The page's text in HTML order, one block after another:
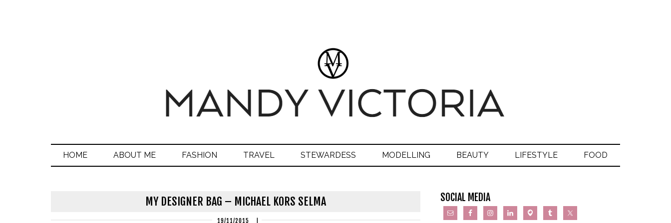
HOME ABOUT ME FASHION TRAVEL STEWARDESS MODELLING BEAUTY LIFESTYLE FOOD
MY DESIGNER BAG – MICHAEL KORS SELMA
19/11/2015
SOCIAL MEDIA